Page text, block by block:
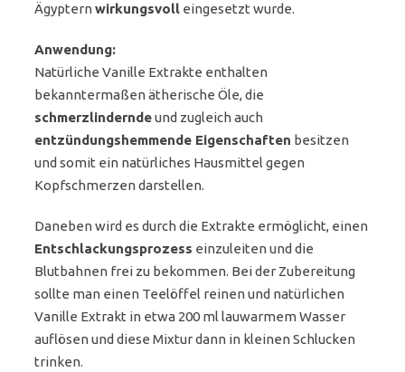
Ägypternwirkungsvoll eingesetzt wurde.
Anwendung:
Natürliche Vanille Extrakte enthalten
bekanntermaßen ätherische Öle, die
schmerzlinderndeund zugleich auch
entzündungshemmende Eigenschaften besitzen
und somit ein natürliches Hausmittel gegen
Kopfschmerzen darstellen.
Daneben wird es durch die Extrakte ermöglicht, einen
Entschlackungsprozess einzuleiten und die
Blutbahnen frei zu bekommen. Bei der Zubereitung
sollte man einen Teelöffel reinen und natürlichen
Vanille Extrakt in etwa 200 ml lauwarmem Wasser
auflösen und diese Mixtur dann in kleinen Schlucken
trinken.